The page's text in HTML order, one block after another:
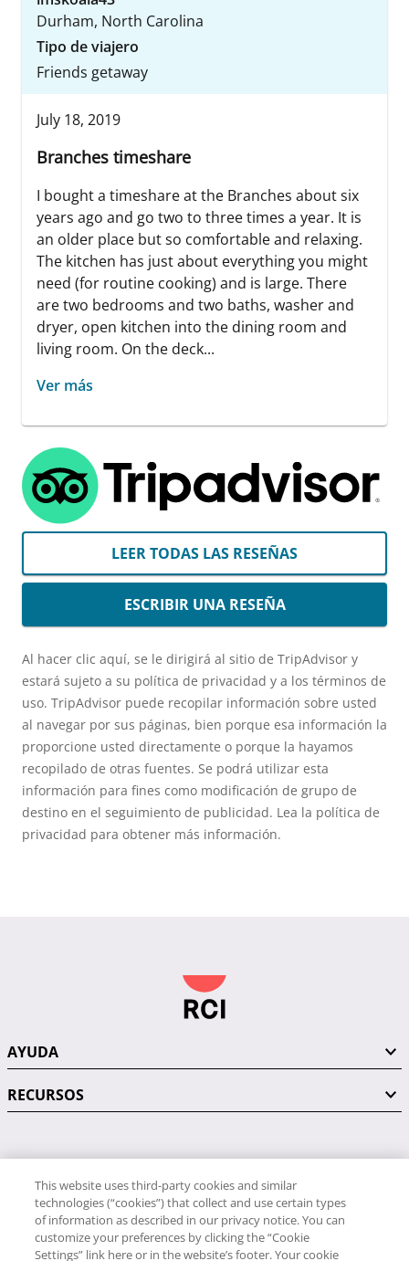
Durham, North Carolina
Tipo de viajero
Friends getaway
July 18, 2019
Branches timeshare
I bought a timeshare at the Branches about six
years ago and go two to three times a year. It is
an older place but so comfortable and relaxing.
The kitchen has just about everything you might
need (for routine cooking) and is large. There
are two bedrooms and two baths, washer and
dryer, open kitchen into the dining room and
living room. On the deck...
Ver más
LEER TODAS LAS RESEÑAS
ESCRIBIR UNA RESEÑA
Al hacer clic aquí, se le dirigirá al sitio de TripAdvisor y
estará sujeto a su política de privacidad y a los términos de
uso. TripAdvisor puede recopilar información sobre usted
al navegar por sus páginas, bien porque esa información la
proporcione usted directamente o porque la hayamos
recopilado de otras fuentes. Se podrá utilizar esta
información para fines como modificación de grupo de
destino en el seguimiento de publicidad. Lea la política de
privacidad para obtener más información.
AYUDA
RECURSOS
PÓNGASE EN CONTACTO CON NOSOTROS
This website uses third-party cookies and similar
technologies (“cookies”) that collect and use certain types
of information as described in our privacy notice. You can
customize your preferences by clicking the “Cookie
Settings” link here or in the website’s footer. Your cookie